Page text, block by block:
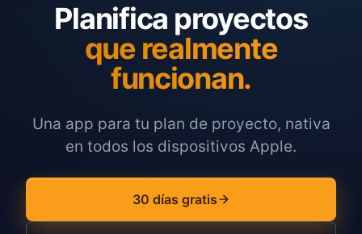
Planifica proyectos
que realmente
funcionan.
Una app para tu plan de proyecto, nativa
en todos los dispositivos Apple.
30 días gratis